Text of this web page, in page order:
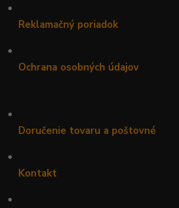
•
Reklamačný poriadok
•
Ochrana osobných údajov
•
Doručenie tovaru a poštovné
•
Kontakt
•